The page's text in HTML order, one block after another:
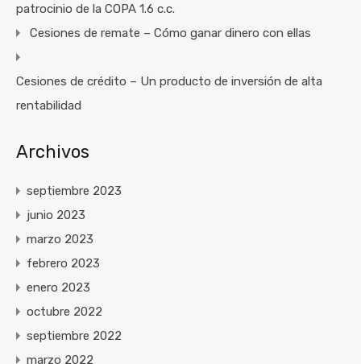
patrocinio de la COPA 1.6 c.c.
Cesiones de remate – Cómo ganar dinero con ellas
Cesiones de crédito – Un producto de inversión de alta
rentabilidad
Archivos
septiembre 2023
junio 2023
marzo 2023
febrero 2023
enero 2023
octubre 2022
septiembre 2022
marzo 2022